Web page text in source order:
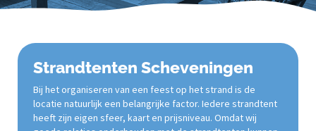
Strandtenten Scheveningen
Bij het organiseren van een feest op het strand is de
locatie natuurlijk een belangrijke factor. Iedere strandtent
heeft zijn eigen sfeer, kaart en prijsniveau. Omdat wij